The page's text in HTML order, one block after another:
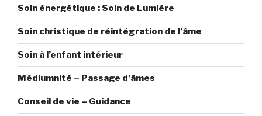
Soin énergétique : Soin de Lumière
Soin christique de réintégration de l’âme
Soin à l’enfant intérieur
Médiumnité – Passage d’âmes
Conseil de vie – Guidance